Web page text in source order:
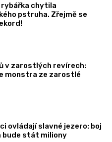
rybářka chytila
pstruha. Zřejmě se
v zarostlých revírech:
monstra ze zarostlé
ovládají slavné jezero: boj
bude stát miliony